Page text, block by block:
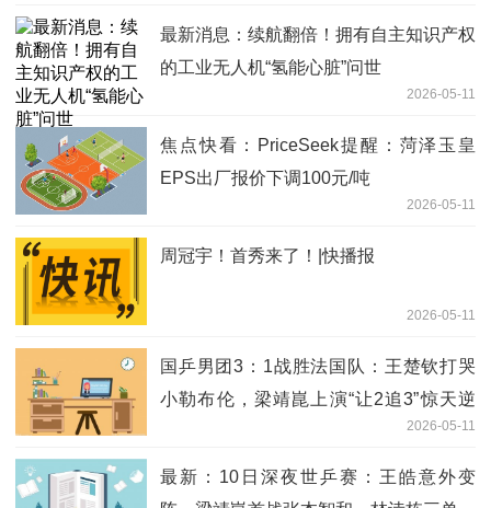
最新消息：续航翻倍！拥有自主知识产权
的工业无人机“氢能心脏”问世
2026-05-11
焦点快看：PriceSeek提醒：菏泽玉皇
EPS出厂报价下调100元/吨
2026-05-11
周冠宇！首秀来了！|快播报
2026-05-11
国乒男团3：1战胜法国队：王楚钦打哭
小勒布伦，梁靖崑上演“让2追3”惊天逆
转，王皓难掩激动怒吼挥拳；决赛女团、
男团都将对阵日本队 当前焦点
2026-05-11
最新：10日深夜世乒赛：王皓意外变